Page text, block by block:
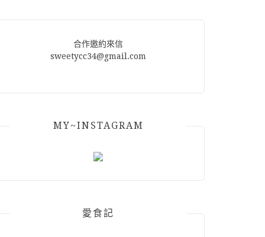
合作邀約來信
sweetycc34@gmail.com
MY~INSTAGRAM
愛食記